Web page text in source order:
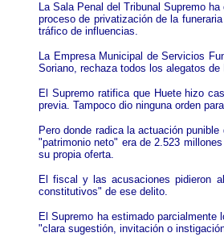
La Sala Penal del Tribunal Supremo
proceso de privatización de la
tráfico de influencias.
La Empresa Municipal de Servicios
Soriano, rechaza todos los alegatos
El Supremo ratifica que Huete hizo
previa. Tampoco dio ninguna orden
Pero donde radica la actuación
"patrimonio neto" era de 2.523
su propia oferta.
El fiscal y las acusaciones pidieron
constitutivos" de ese delito.
El Supremo ha estimado
"clara sugestión, invitación o